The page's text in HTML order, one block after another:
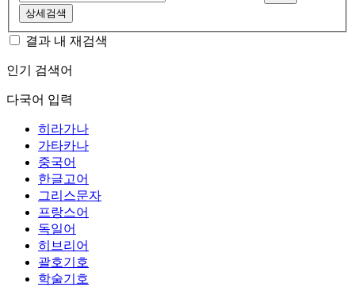
상세검색
결과 내 재검색
인기 검색어
다국어 입력
히라가나
가타카나
중국어
한글고어
그리스문자
프랑스어
독일어
히브리어
괄호기호
학술기호